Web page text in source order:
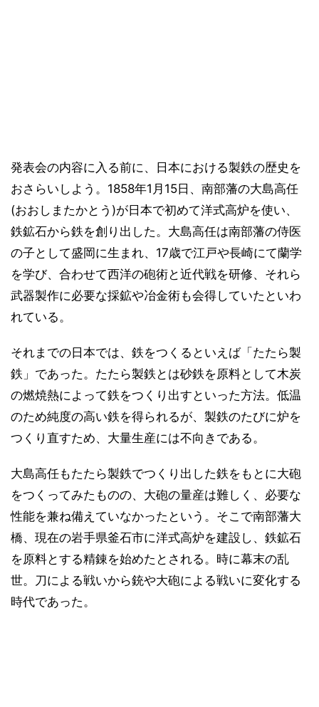
発表会の内容に入る前に、日本における製鉄の歴史を
おさらいしよう。1858年1月15日、南部藩の大島高任
(おおしまたかとう)が日本で初めて洋式高炉を使い、
鉄鉱石から鉄を創り出した。大島高任は南部藩の侍医
の子として盛岡に生まれ、17歳で江戸や長崎にて蘭学
を学び、合わせて西洋の砲術と近代戦を研修、それら
武器製作に必要な採鉱や冶金術も会得していたといわ
れている。
それまでの日本では、鉄をつくるといえば「たたら製
鉄」であった。たたら製鉄とは砂鉄を原料として木炭
の燃焼熱によって鉄をつくり出すといった方法。低温
のため純度の高い鉄を得られるが、製鉄のたびに炉を
つくり直すため、大量生産には不向きである。
大島高任もたたら製鉄でつくり出した鉄をもとに大砲
をつくってみたものの、大砲の量産は難しく、必要な
性能を兼ね備えていなかったという。そこで南部藩大
橋、現在の岩手県釜石市に洋式高炉を建設し、鉄鉱石
を原料とする精錬を始めたとされる。時に幕末の乱
世。刀による戦いから銃や大砲による戦いに変化する
時代であった。